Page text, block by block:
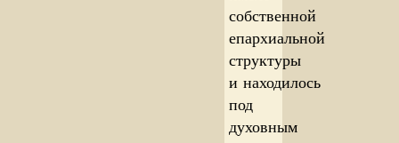
собственной
епархиальной
структуры
и находилось
под
духовным